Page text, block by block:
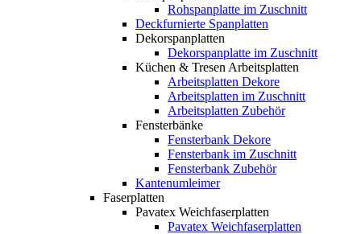
Rohspanplatte im Zuschnitt
Deckfurnierte Spanplatten
Dekorspanplatten
Dekorspanplatte im Zuschnitt
Küchen & Tresen Arbeitsplatten
Arbeitsplatten Dekore
Arbeitsplatten im Zuschnitt
Arbeitsplatten Zubehör
Fensterbänke
Fensterbank Dekore
Fensterbank im Zuschnitt
Fensterbank Zubehör
Kantenumleimer
Faserplatten
Pavatex Weichfaserplatten
Pavatex Weichfaserplatten